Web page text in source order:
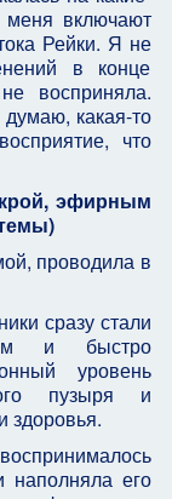
меня включают
Рейки. Я не
в конце
восприняла.
какая-то
что
эфирным
проводила в
сразу стали
и быстро
уровень
пузыря и
здоровья.
наполняла его